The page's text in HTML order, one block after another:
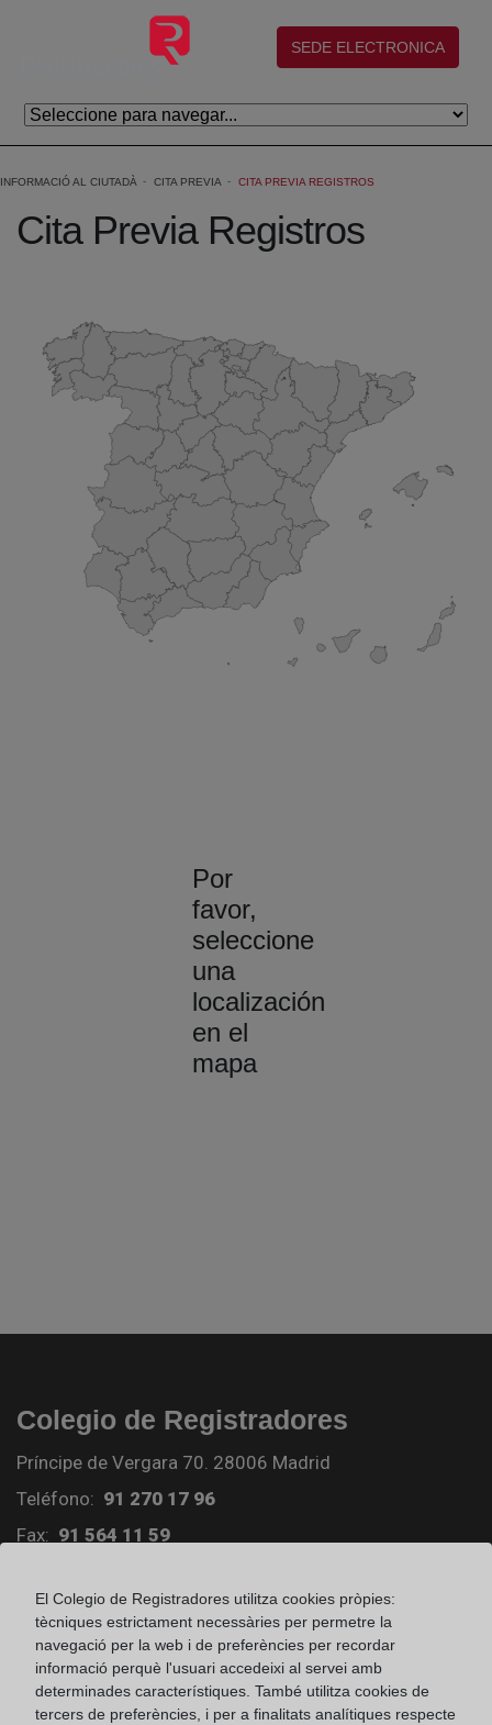
Salta al contingut principal
(abre en nueva ventana)
SEDE ELECTRONICA
INFORMACIÓ AL CIUTADÀ CITA PREVIA CITA PREVIA REGISTROS
Cita Previa Registros
Por
favor,
seleccione
una
localización
en el
mapa
Colegio de Registradores
Príncipe de Vergara 70. 28006 Madrid
Teléfono: 91 270 17 96
Fax: 91 564 11 59
Registro de entrada del Colegio de registradores
Ir a facebook (abre en ventana nueva)
El Colegio de Registradores utilitza cookies pròpies:
tècniques estrictament necessàries per permetre la
navegació per la web i de preferències per recordar
informació perquè l'usuari accedeixi al servei amb
determinades característiques. També utilitza cookies de
tercers de preferències, i per a finalitats analítiques respecte